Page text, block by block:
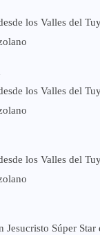
los Valles del
los Valles del
los Valles del
Jesucristo Súper